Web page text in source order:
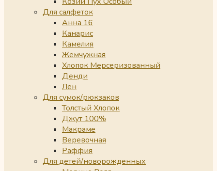
Для салфеток
Анна 16
Канарис
Камелия
Жемчужная
Хлопок Мерсеризованный
Денди
Лён
Для сумок/рюкзаков
Толстый Хлопок
Джут 100%
Макраме
Веревочная
Раффия
Для детей/новорожденных